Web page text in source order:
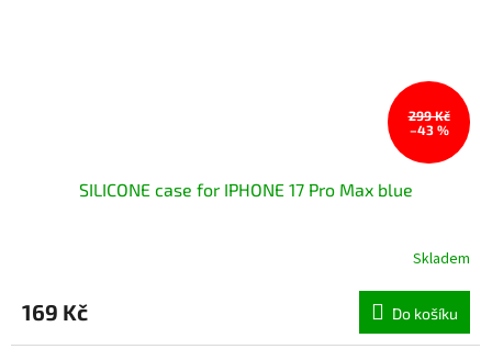
299 Kč
–43 %
SILICONE case for IPHONE 17 Pro Max blue
Skladem
169 Kč Do košíku